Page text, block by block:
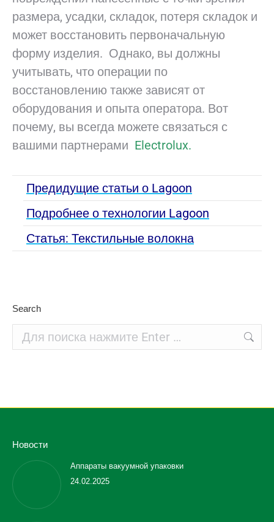
размера, усадки, складок, потеря складок и
может восстановить первоначальную
форму изделия. Однако, вы должны
учитывать, что операции по
восстановлению также зависят от
оборудования и опыта оператора. Вот
почему, вы всегда можете связаться с
вашими партнерами Electrolux.
Предидущие статьи о Lagoon
Подробнее о технологии Lagoon
Статья: Текстильные волокна
Search
Новости
Аппараты вакуумной упаковки
24.02.2025